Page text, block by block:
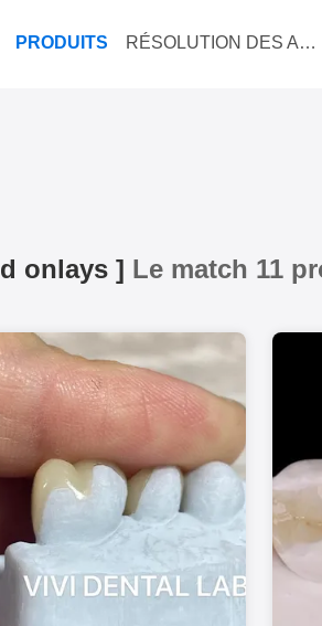
PRODUITS RÉSOLUTION DES AFFAIRES
onlays ] Le match 11